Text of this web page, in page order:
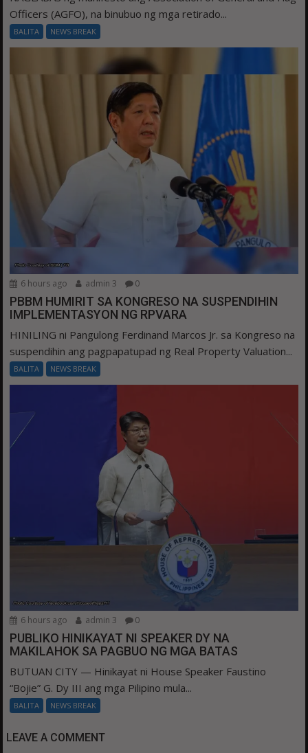
Officers (AGFO), na binubuo ng mga retirado...
BALITA NEWS BREAK
6 hours ago admin 3 0
PBBM HUMIRIT SA KONGRESO NA SUSPENDIHIN
IMPLEMENTASYON NG RPVARA
HINILING ni Pangulong Ferdinand Marcos Jr. sa Kongreso na
suspendihin ang pagpapatupad ng Real Property Valuation...
BALITA NEWS BREAK
6 hours ago admin 3 0
PUBLIKO HINIKAYAT NI SPEAKER DY NA
MAKILAHOK SA PAGBUO NG MGA BATAS
BUTUAN CITY — Hinikayat ni House Speaker Faustino
“Bojie” G. Dy III ang mga Pilipino mula...
BALITA NEWS BREAK
LEAVE A COMMENT